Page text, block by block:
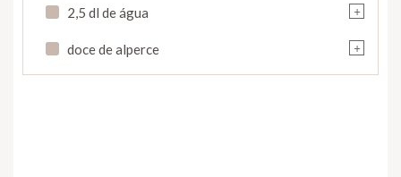
+
2,5 dl de água
+
doce de alperce